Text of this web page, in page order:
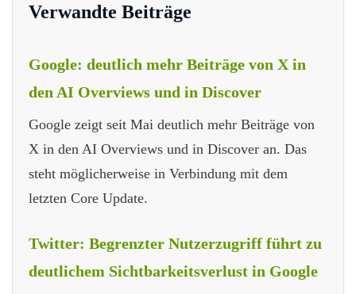
Verwandte Beiträge
Google: deutlich mehr Beiträge von X in
den AI Overviews und in Discover
Google zeigt seit Mai deutlich mehr Beiträge von
X in den AI Overviews und in Discover an. Das
steht möglicherweise in Verbindung mit dem
letzten Core Update.
Twitter: Begrenzter Nutzerzugriff führt zu
deutlichem Sichtbarkeitsverlust in Google